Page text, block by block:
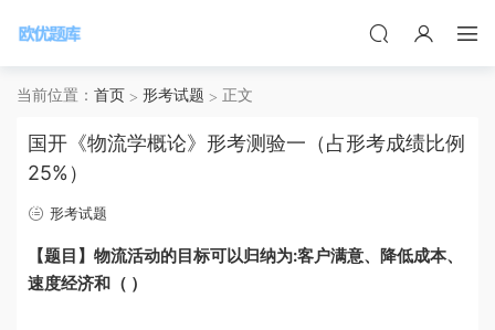
当前位置： 首页 形考试题 正文
国开《物流学概论》形考测验一（占形考成绩比例
25%）
形考试题
【题目】物流活动的目标可以归纳为:客户满意、降低成本、
速度经济和（ ）